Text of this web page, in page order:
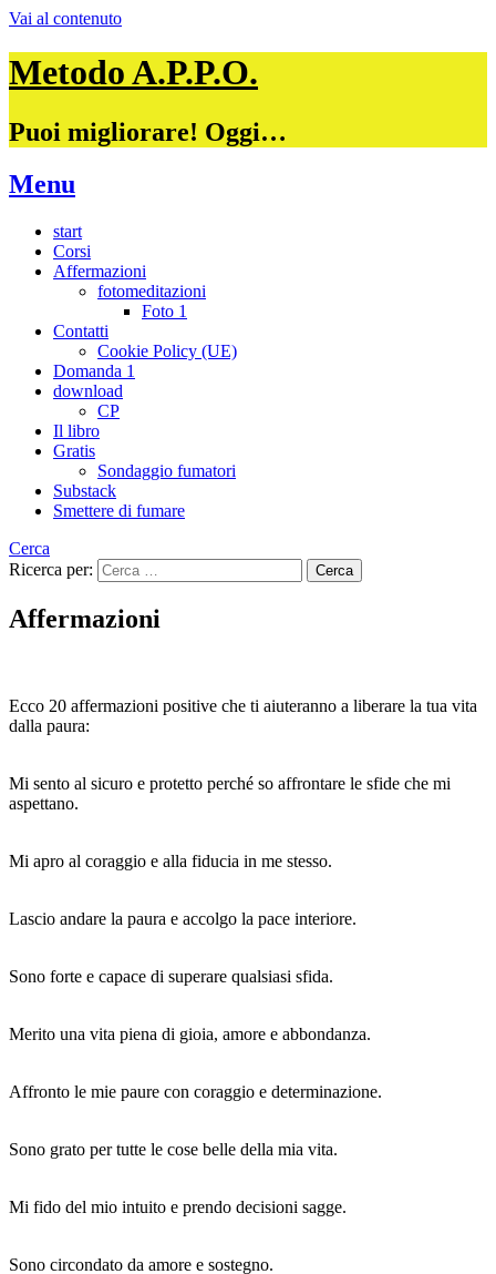
Vai al contenuto
Metodo A.P.P.O.
Puoi migliorare! Oggi…
Menu
start
Corsi
Affermazioni
fotomeditazioni
Foto 1
Contatti
Cookie Policy (UE)
Domanda 1
download
CP
Il libro
Gratis
Sondaggio fumatori
Substack
Smettere di fumare
Cerca
Ricerca per:
Affermazioni
Ecco 20 affermazioni positive che ti aiuteranno a liberare la tua vita
dalla paura:
Mi sento al sicuro e protetto perché so affrontare le sfide che mi
aspettano.
Mi apro al coraggio e alla fiducia in me stesso.
Lascio andare la paura e accolgo la pace interiore.
Sono forte e capace di superare qualsiasi sfida.
Merito una vita piena di gioia, amore e abbondanza.
Affronto le mie paure con coraggio e determinazione.
Sono grato per tutte le cose belle della mia vita.
Mi fido del mio intuito e prendo decisioni sagge.
Sono circondato da amore e sostegno.